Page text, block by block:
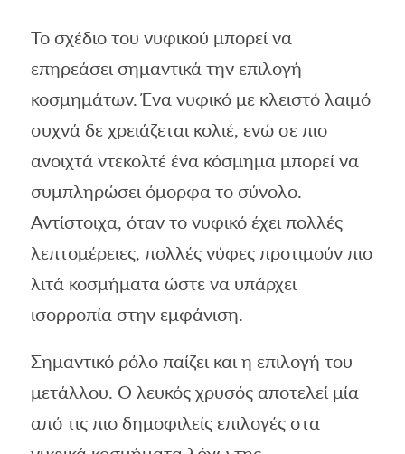
Το σχέδιο του νυφικού μπορεί να
επηρεάσει σημαντικά την επιλογή
κοσμημάτων. Ένα νυφικό με κλειστό λαιμό
συχνά δε χρειάζεται κολιέ, ενώ σε πιο
ανοιχτά ντεκολτέ ένα κόσμημα μπορεί να
συμπληρώσει όμορφα το σύνολο.
Αντίστοιχα, όταν το νυφικό έχει πολλές
λεπτομέρειες, πολλές νύφες προτιμούν πιο
λιτά κοσμήματα ώστε να υπάρχει
ισορροπία στην εμφάνιση.
Σημαντικό ρόλο παίζει και η επιλογή του
μετάλλου. Ο λευκός χρυσός αποτελεί μία
από τις πιο δημοφιλείς επιλογές στα